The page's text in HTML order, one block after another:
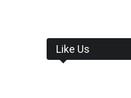
Like Us